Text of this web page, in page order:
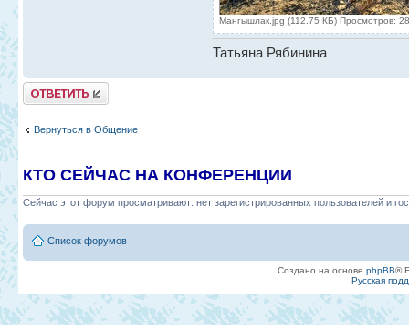
Мангышлак.jpg (112.75 КБ) Просмотров:
Татьяна Рябинина
Ответить
Вернуться в Общение
КТО СЕЙЧАС НА КОНФЕРЕНЦИИ
Сейчас этот форум просматривают: нет зарегистрированных пользователей и
Список форумов
Создано на основе phpBB®
Русская